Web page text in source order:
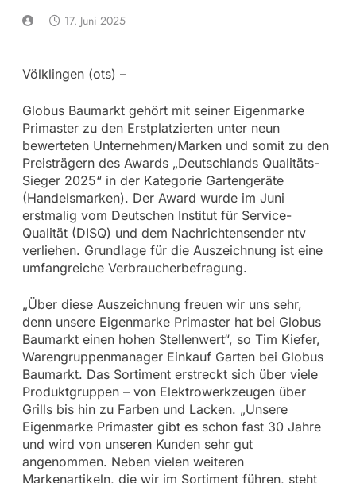
17. Juni 2025
Völklingen (ots) –
Globus Baumarkt gehört mit seiner Eigenmarke
Primaster zu den Erstplatzierten unter neun
bewerteten Unternehmen/Marken und somit zu den
Preisträgern des Awards „Deutschlands Qualitäts-
Sieger 2025“ in der Kategorie Gartengeräte
(Handelsmarken). Der Award wurde im Juni
erstmalig vom Deutschen Institut für Service-
Qualität (DISQ) und dem Nachrichtensender ntv
verliehen. Grundlage für die Auszeichnung ist eine
umfangreiche Verbraucherbefragung.
„Über diese Auszeichnung freuen wir uns sehr,
denn unsere Eigenmarke Primaster hat bei Globus
Baumarkt einen hohen Stellenwert“, so Tim Kiefer,
Warengruppenmanager Einkauf Garten bei Globus
Baumarkt. Das Sortiment erstreckt sich über viele
Produktgruppen – von Elektrowerkzeugen über
Grills bis hin zu Farben und Lacken. „Unsere
Eigenmarke Primaster gibt es schon fast 30 Jahre
und wird von unseren Kunden sehr gut
angenommen. Neben vielen weiteren
Markenartikeln, die wir im Sortiment führen, steht